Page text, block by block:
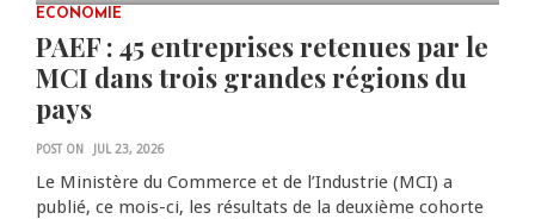
0 COMMENTS
ECONOMIE
PAEF : 45 entreprises retenues par le
MCI dans trois grandes régions du
pays
POST ON JUL 23, 2026
Le Ministère du Commerce et de l’Industrie (MCI) a
publié, ce mois-ci, les résultats de la deuxième cohorte